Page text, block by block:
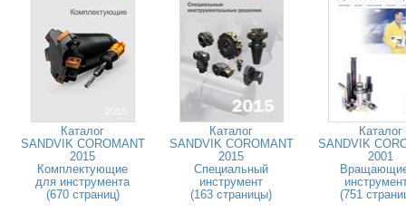
Каталог
SANDVIK COROMANT
2015
Комплектующие
для инструмента
(670 страниц)
Каталог
SANDVIK COROMANT
2015
Специальный
инструмент
(163 страницы)
Каталог
SANDVIK
2001
(751